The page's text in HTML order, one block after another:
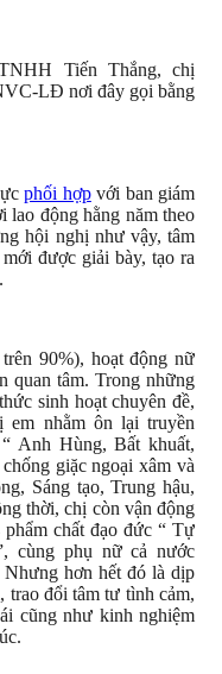
Tiến Thắng, chị
LĐ nơi đây gọi bằng
phối hợpvới ban giám
lao động hằng năm theo
hội nghị như vậy, tâm
được giải bày, tạo ra
90%), hoạt động nữ
quan tâm. Trong những
sinh hoạt chuyên đề,
em nhằm ôn lại truyền
Anh Hùng, Bất khuất,
giặc ngoại xâm và
Sáng tạo, Trung hậu,
thời, chị còn vận động
chất đạo đức “ Tự
cùng phụ nữ cả nước
hơn hết đó là dịp
trao đổi tâm tư tình cảm,
cũng như kinh nghiệm